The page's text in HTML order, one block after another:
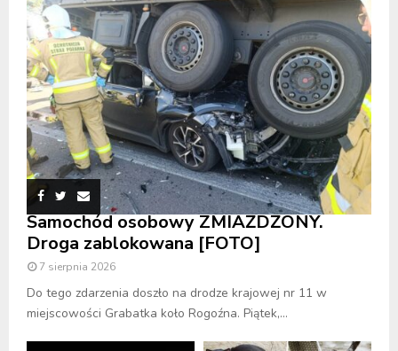
Samochód osobowy ZMIAŻDŻONY.
Droga zablokowana [FOTO]
7 sierpnia 2026
Do tego zdarzenia doszło na drodze krajowej nr 11 w
miejscowości Grabatka koło Rogoźna. Piątek,...